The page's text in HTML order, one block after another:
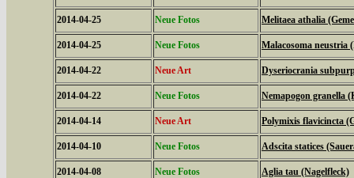
2014-04-25 Neue Fotos Melitaea athalia
2014-04-25 Neue Fotos Malacosoma neustria
2014-04-22 Neue Art Dyseriocrania
2014-04-22 Neue Fotos Nemapogon granella
2014-04-14 Neue Art Polymixis flavicincta
2014-04-10 Neue Fotos Adscita statices
2014-04-08 Neue Fotos Aglia tau (Nagelfleck)